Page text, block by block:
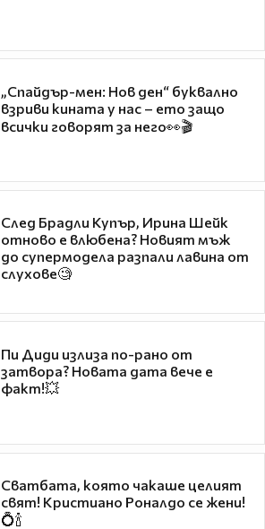
„Спайдър-мен: Нов ден“ буквално
взриви кината у нас – ето защо
всички говорят за него👀🎬
След Брадли Купър, Ирина Шейк
отново е влюбена? Новият мъж
до супермодела разпали лавина от
слухове🧐
Пи Диди излиза по-рано от
затвора? Новата дата вече е
факт!💥
Сватбата, която чакаше целият
свят! Кристиано Роналдо се жени!
💍🍾